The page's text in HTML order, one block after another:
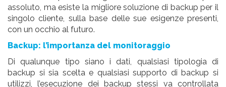
assoluto, maesiste la migliore soluzione di backup per il
singolo cliente , sulla base delle sue esigenzepresenti,
con un occhio al futuro.
Backup: l’importanza del monitoraggio
Di qualunque tipo siano i dati, qualsiasi tipologia di
backup si sia scelta e qualsiasi supporto di backup si
utilizzi, l’esecuzione dei backup stessi va controllata